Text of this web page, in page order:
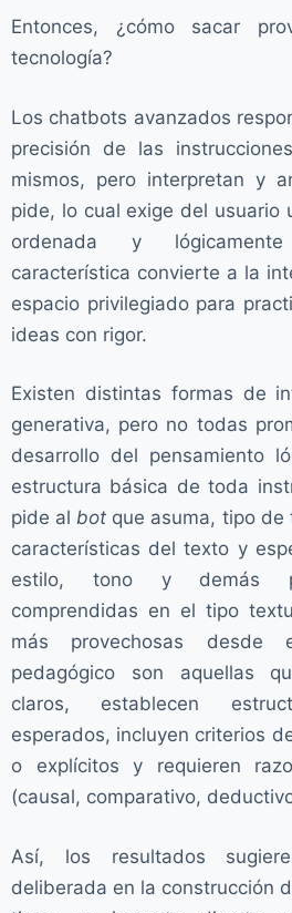
Entonces, ¿cómo sacar
tecnología?
Los chatbots avanzados
precisión de las
mismos, pero interpretan y
pide, lo cual exige del usuario
ordenada y
característica convierte a la
espacio privilegiado para
ideas con rigor.
Existen distintas formas de
generativa, pero no todas
desarrollo del pensamiento
estructura básica de toda
pide albot que asuma, tipo de
características del texto y
estilo, tono y demás
comprendidas en el tipo
más provechosas
pedagógico son aquellas
claros, establecen
esperados, incluyen criterios
o explícitos y requieren
(causal, comparativo,
Así, los resultados
deliberada en la construcción